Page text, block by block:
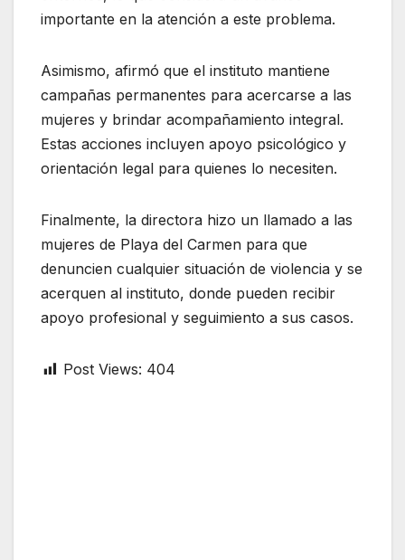
importante en la atención a este problema.
Asimismo, afirmó que el instituto mantiene
campañas permanentes para acercarse a las
mujeres y brindar acompañamiento integral.
Estas acciones incluyen apoyo psicológico y
orientación legal para quienes lo necesiten.
Finalmente, la directora hizo un llamado a las
mujeres de Playa del Carmen para que
denuncien cualquier situación de violencia y se
acerquen al instituto, donde pueden recibir
apoyo profesional y seguimiento a sus casos.
Post Views: 404